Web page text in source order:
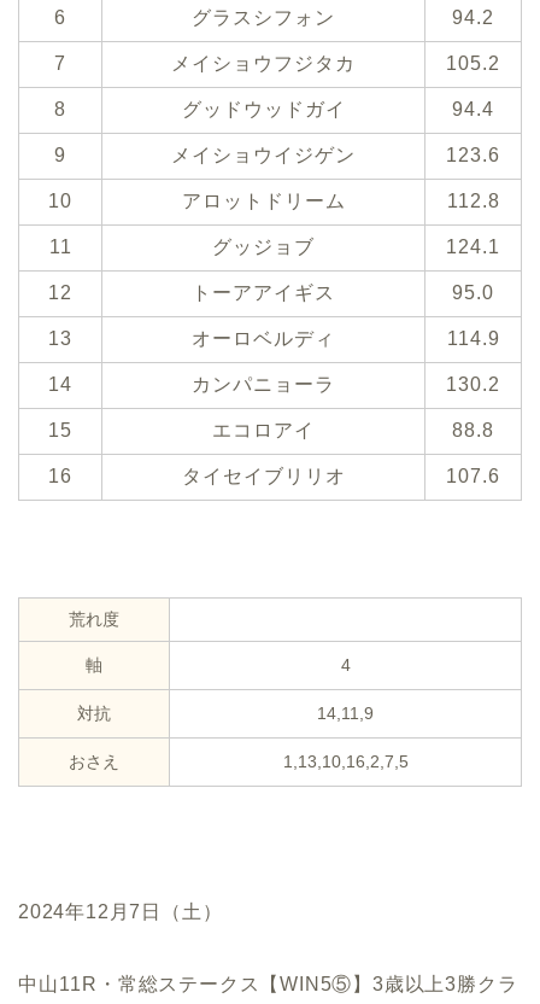
6 グラスシフォン 94.2
7 メイショウフジタカ 105.2
8 グッドウッドガイ 94.4
9 メイショウイジゲン 123.6
10 アロットドリーム 112.8
11 グッジョブ 124.1
12 トーアアイギス 95.0
13 オーロベルディ 114.9
14 カンパニョーラ 130.2
15 エコロアイ 88.8
16 タイセイブリリオ 107.6
荒れ度
軸 4
対抗 14,11,9
おさえ 1,13,10,16,2,7,5
2024年12月7日（土）
中山11R・常総ステークス【WIN5⑤】3歳以上3勝クラ